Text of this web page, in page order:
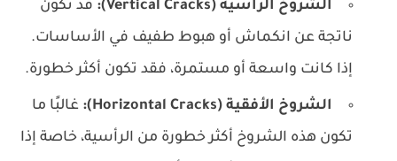
الشروخ الرأسية (Vertical Cracks):
قد تكون
ناتجة عن انكماش أو هبوط طفيف في الأساسات.
إذا كانت واسعة أو مستمرة، فقد تكون أكثر خطورة.
الشروخ الأفقية (Horizontal Cracks):
غالبًا ما
تكون هذه الشروخ أكثر خطورة من الرأسية، خاصة إذا